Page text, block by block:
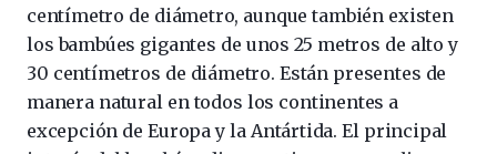
centímetro de diámetro, aunque también existen
los bambúes gigantes de unos 25 metros de alto y
30 centímetros de diámetro. Están presentes de
manera natural en todos los continentes a
excepción de Europa y la Antártida. El principal